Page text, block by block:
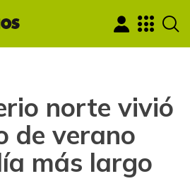
norte vivió
de verano
más largo